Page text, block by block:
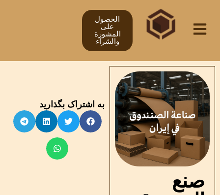
الحصول
على
المشورة
والشراء
صنع
به اشتراک بگذارید